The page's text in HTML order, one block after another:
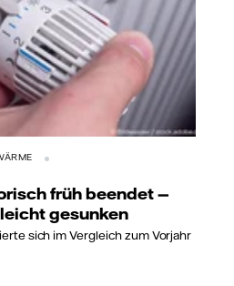
früh beendet —
gesunken
sich im Vergleich zum Vorjahr